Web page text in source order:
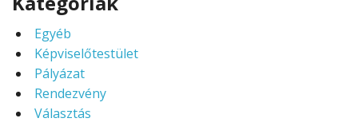
Egyéb
Képviselőtestület
Pályázat
Rendezvény
Választás